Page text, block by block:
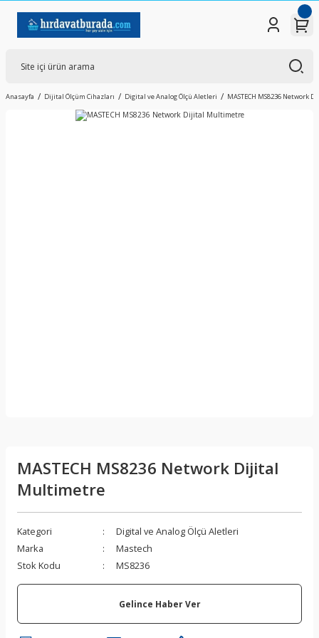
Anasayfa Dijital Ölçüm Cihazları Digital ve Analog Ölçü Aletleri MASTECH MS8236 Network
MASTECH MS8236 Network Dijital
Multimetre
Kategori
Digital ve Analog Ölçü Aletleri
Marka
Mastech
Stok Kodu
MS8236
Gelince Haber Ver